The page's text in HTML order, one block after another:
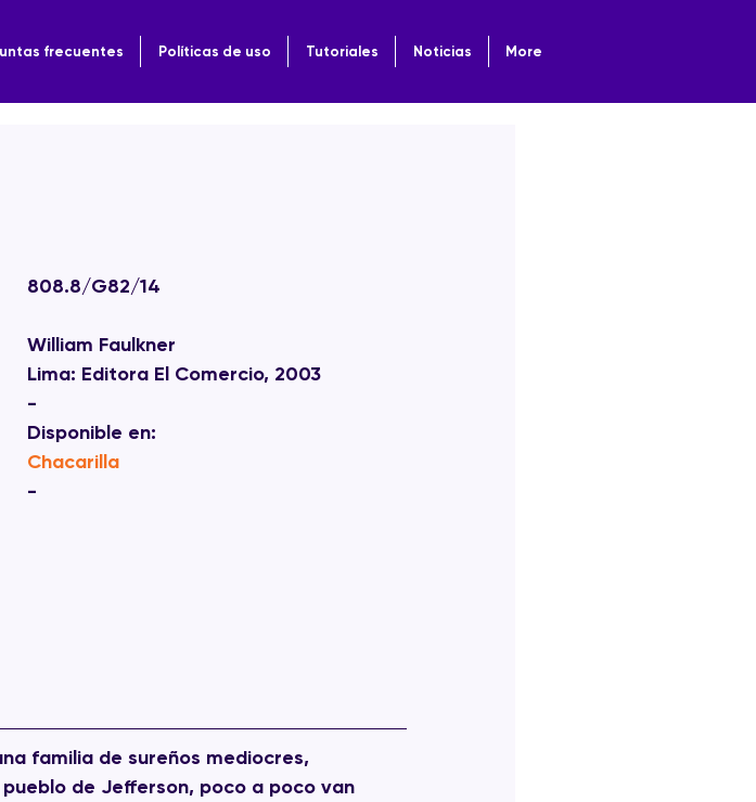
frecuentes Políticas de uso Tutoriales Noticias More
808.8/G82/14
William Faulkner
Lima: Editora El Comercio, 2003
-
Disponible en:
Chacarilla
-
familia de sureños mediocres,
de Jefferson, poco a poco van